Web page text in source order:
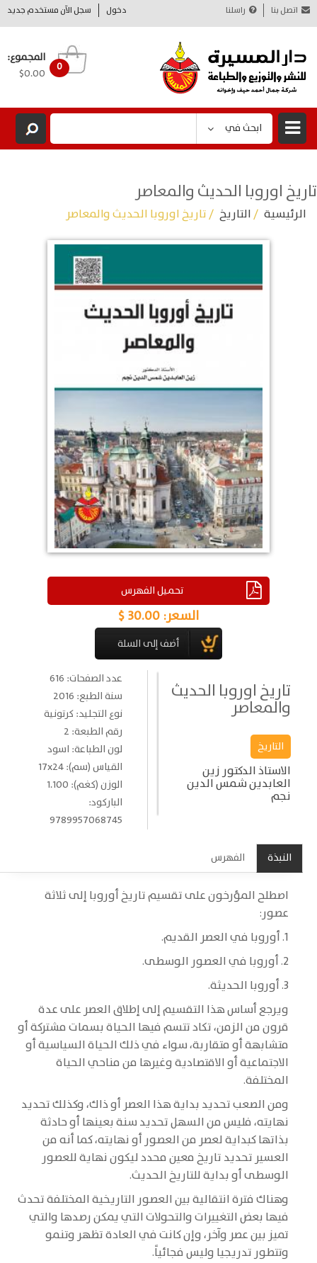
دخول سجل الآن مستخدم جديد اتصل بنا راسلنا
0
المجموع:
$0.00
ابحث في
تاريخ اوروبا الحديث والمعاصر
الرئيسية /التاريخ / تاريخ اوروبا الحديث والمعاصر
تحميل الفهرس
السعر: 30.00 $
تاريخ اوروبا الحديث
والمعاصر
التاريخ
الاستاذ الدكتور زين
العابدين شمس الدين
نجم
عدد الصفحات: 616
سنة الطبع: 2016
نوع التجليد: كرتونية
رقم الطبعة: 2
لون الطباعة: اسود
القياس (سم): 17x24
الوزن (كغم): 1.100
الباركود:
9789957068745
النبذة الفهرس
اصطلح المؤرخون على تقسيم تاريخ أوروبا إلى ثلاثة
عصور:
1. أوروبا في العصر القديم.
2. أوروبا في العصور الوسطى.
3. أوروبا الحديثة.
ويرجع أساس هذا التقسيم إلى إطلاق العصر على عدة
قرون من الزمن، تكاد تتسم فيها الحياة بسمات مشتركة أو
متشابهة أو متقاربة، سواء في ذلك الحياة السياسية أو
الاجتماعية أو الاقتصادية وغيرها من مناحي الحياة
المختلفة.
ومن الصعب تحديد بداية هذا العصر أو ذاك، وكذلك تحديد
نهايته، فليس من السهل تحديد سنة بعينها أو حادثة
بذاتها كبداية لعصر من العصور أو نهايته، كما أنه من
العسير تحديد تاريخ معين محدد ليكون نهاية للعصور
الوسطى أو بداية للتاريخ الحديث.
وهناك فترة انتقالية بين العصور التاريخية المختلفة تحدث
فيها بعض التغييرات والتحولات التي يمكن رصدها والتي
تميز بين عصر وآخر، وإن كانت في العادة تظهر وتنمو
وتتطور تدريجيا وليس فجائياً.